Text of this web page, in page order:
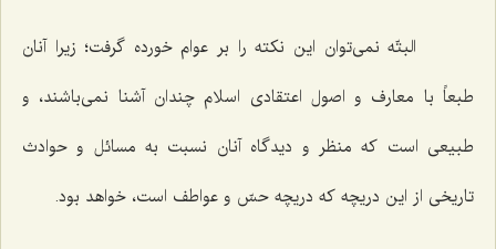
البتّه نمی‌توان این نکته را بر عوام خورده گرفت؛ زیرا آنان
طبعاً با معارف و اصول اعتقادی اسلام چندان آشنا نمی‌باشند، و
طبیعی است که منظر و دیدگاه آنان نسبت به مسائل و حوادث
تاریخی از این دریچه که دریچه حسّ و عواطف است، خواهد بود.